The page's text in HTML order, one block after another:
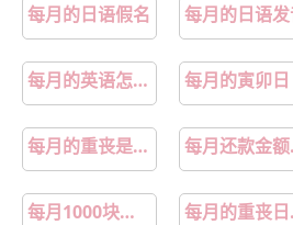
第15章：少年时代的梦境：学弟
第17章：少年时代的梦境：相亲
第19章：少年时代的梦境：有缘分
第21章：少年时代的梦境：躲着我
每月的日语假名 每月的日语
每月的英语怎么读 每月的寅卯日
每月的重丧是哪几个日期 每月
每月1000块电池租赁费哪家车企 每